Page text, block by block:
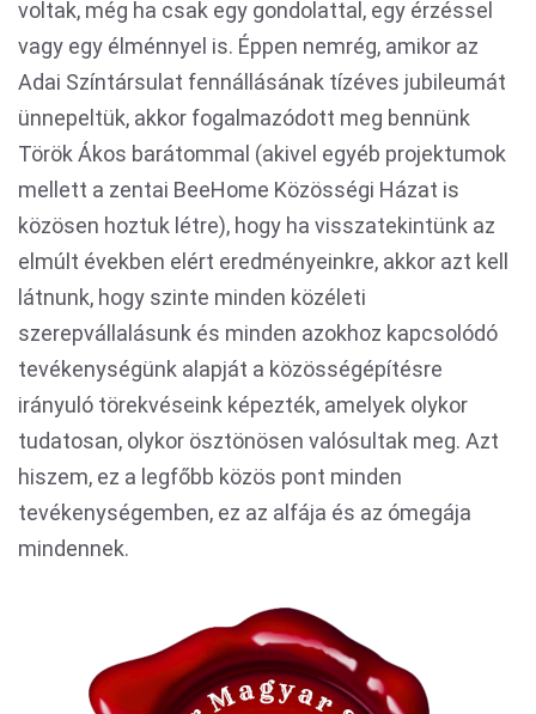
voltak, még ha csak egy gondolattal, egy érzéssel
vagy egy élménnyel is. Éppen nemrég, amikor az
Adai Színtársulat fennállásának tízéves jubileumát
ünnepeltük, akkor fogalmazódott meg bennünk
Török Ákos barátommal (akivel egyéb projektumok
mellett a zentai BeeHome Közösségi Házat is
közösen hoztuk létre), hogy ha visszatekintünk az
elmúlt években elért eredményeinkre, akkor azt kell
látnunk, hogy szinte minden közéleti
szerepvállalásunk és minden azokhoz kapcsolódó
tevékenységünk alapját a közösségépítésre
irányuló törekvéseink képezték, amelyek olykor
tudatosan, olykor ösztönösen valósultak meg. Azt
hiszem, ez a legfőbb közös pont minden
tevékenységemben, ez az alfája és az ómegája
mindennek.